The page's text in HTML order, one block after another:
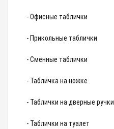
- Офисные таблички
- Прикольные таблички
- Сменные таблички
- Табличка на ножке
- Таблички на дверные ручки
- Таблички на туалет